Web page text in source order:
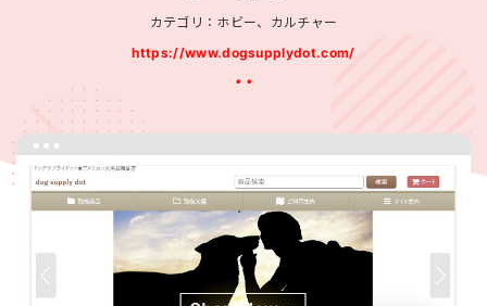
カテゴリ：ホビー、カルチャー
https://www.dogsupplydot.com/